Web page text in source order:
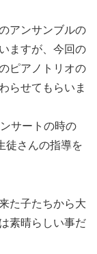
アンサンブルの
ますが、今回の
ピアノトリオの
らせてもらいま
サートの時の
徒さんの指導を
た子たちから大
素晴らしい事だ